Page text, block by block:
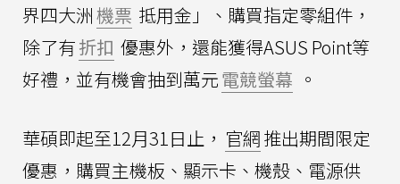
界四大洲機票 抵用金」、購買指定零組件，
除了有折扣 優惠外，還能獲得ASUS Point等
好禮，並有機會抽到萬元電競螢幕 。
華碩即起至12月31日止， 官網推出期間限定
優惠，購買主機板、顯示卡、機殼、電源供